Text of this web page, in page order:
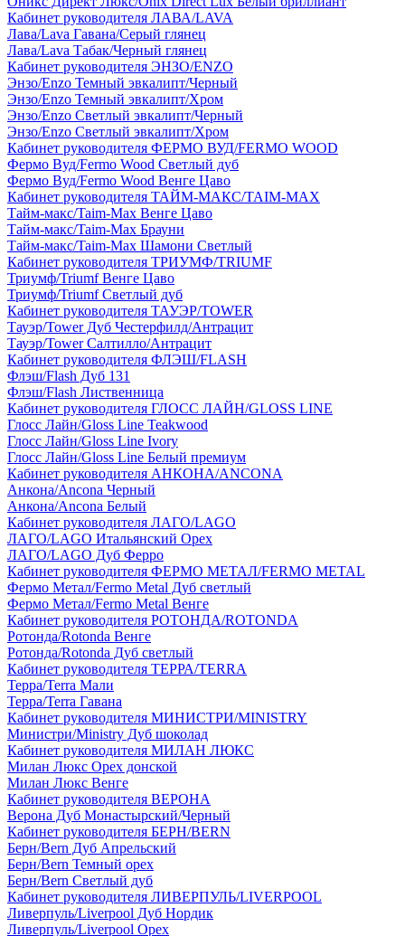
Кабинет руководителя ЛАВА/LAVA
Лава/Lava Гавана/Серый глянец
Лава/Lava Табак/Черный глянец
Кабинет руководителя ЭНЗО/ENZO
Энзо/Enzo Темный эвкалипт/Черный
Энзо/Enzo Темный эвкалипт/Хром
Энзо/Enzo Светлый эвкалипт/Черный
Энзо/Enzo Светлый эвкалипт/Хром
Кабинет руководителя ФЕРМО ВУД/FERMO WOOD
Фермо Вуд/Fermo Wood Светлый дуб
Фермо Вуд/Fermo Wood Венге Цаво
Кабинет руководителя ТАЙМ-МАКС/TAIM-MAX
Тайм-макс/Taim-Max Венге Цаво
Тайм-макс/Taim-Max Брауни
Тайм-макс/Taim-Max Шамони Светлый
Кабинет руководителя ТРИУМФ/TRIUMF
Триумф/Triumf Венге Цаво
Триумф/Triumf Светлый дуб
Кабинет руководителя ТАУЭР/TOWER
Тауэр/Tower Дуб Честерфилд/Антрацит
Тауэр/Tower Салтилло/Антрацит
Кабинет руководителя ФЛЭШ/FLASH
Флэш/Flash Дуб 131
Флэш/Flash Лиственница
Кабинет руководителя ГЛОСС ЛАЙН/GLOSS LINE
Глосс Лайн/Gloss Line Teakwood
Глосс Лайн/Gloss Line Ivory
Глосс Лайн/Gloss Line Белый премиум
Кабинет руководителя АНКОНА/ANCONA
Анкона/Ancona Черный
Анкона/Ancona Белый
Кабинет руководителя ЛАГО/LAGO
ЛАГО/LAGO Итальянский Орех
ЛАГО/LAGO Дуб Ферро
Кабинет руководителя ФЕРМО МЕТАЛ/FERMO METAL
Фермо Метал/Fermo Metal Дуб светлый
Фермо Метал/Fermo Metal Венге
Кабинет руководителя РОТОНДА/ROTONDA
Ротонда/Rotonda Венге
Ротонда/Rotonda Дуб светлый
Кабинет руководителя ТЕРРА/TERRA
Терра/Terra Мали
Терра/Terra Гавана
Кабинет руководителя МИНИСТРИ/MINISTRY
Министри/Ministry Дуб шоколад
Кабинет руководителя МИЛАН ЛЮКС
Милан Люкс Орех донской
Милан Люкс Венге
Кабинет руководителя ВЕРОНА
Верона Дуб Монастырский/Черный
Кабинет руководителя БЕРН/BERN
Берн/Bern Дуб Апрельский
Берн/Bern Темный орех
Берн/Bern Светлый дуб
Кабинет руководителя ЛИВЕРПУЛЬ/LIVERPOOL
Ливерпуль/Liverpool Дуб Нордик
Ливерпуль/Liverpool Орех